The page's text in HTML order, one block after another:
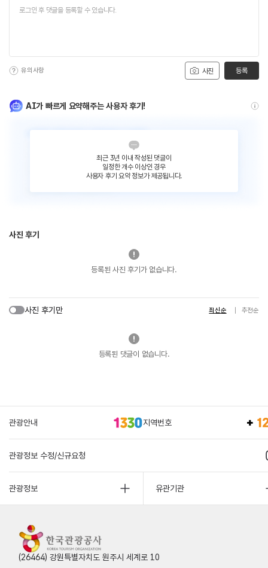
사진
유의사항 등록
AI가 빠르게 요약해주는 사용자 후기!
최근 3년 이내 작성된 댓글이
일정한 개수 이상인 경우
사용자 후기 요약 정보가 제공됩니다.
사진 후기
등록된 사진 후기가 없습니다.
사진 후기만 최신순 추천순
등록된 댓글이 없습니다.
관광안내 지역번호
관광정보 수정/신규요청
관광정보 유관기관
(26464) 강원특별자치도 원주시 세계로 10